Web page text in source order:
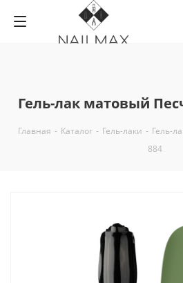
Гель-лак матовый
Главная - Каталог - Гель-лаки - Гель-
884